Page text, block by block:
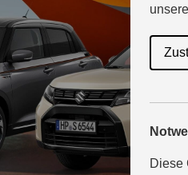
Diese